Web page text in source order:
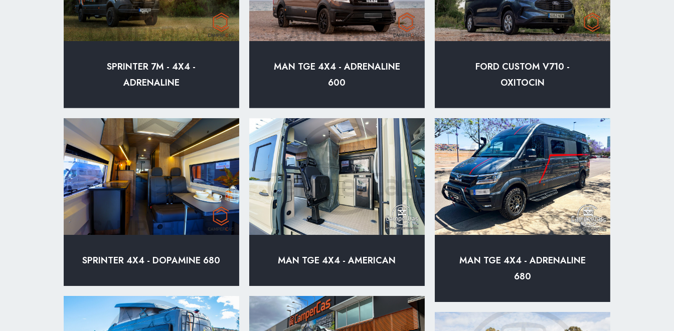
SPRINTER 7M - 4X4 -
ADRENALINE
MAN TGE 4X4 - ADRENALINE
600
FORD CUSTOM V710 -
OXITOCIN
SPRINTER 4X4 - DOPAMINE 680 MAN TGE 4X4 - AMERICAN
MAN TGE 4X4 - ADRENALINE
680